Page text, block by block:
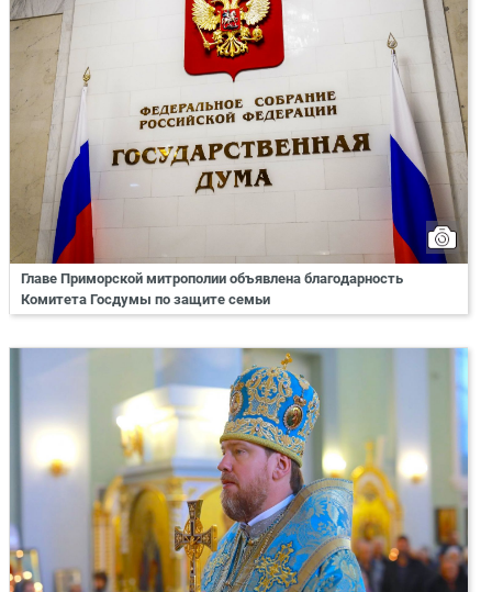
Главе Приморской митрополии объявлена благодарность
Комитета Госдумы по защите семьи